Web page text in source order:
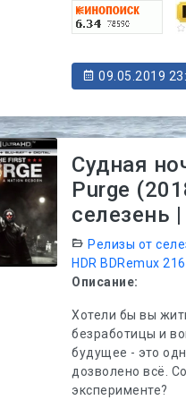
09.05.2019
Судная
Purge
селезень
Релизы от
HDR BDRemux
Описание:
Хотели бы вы
безработицы и
будущее - это
дозволено всё.
эксперименте?